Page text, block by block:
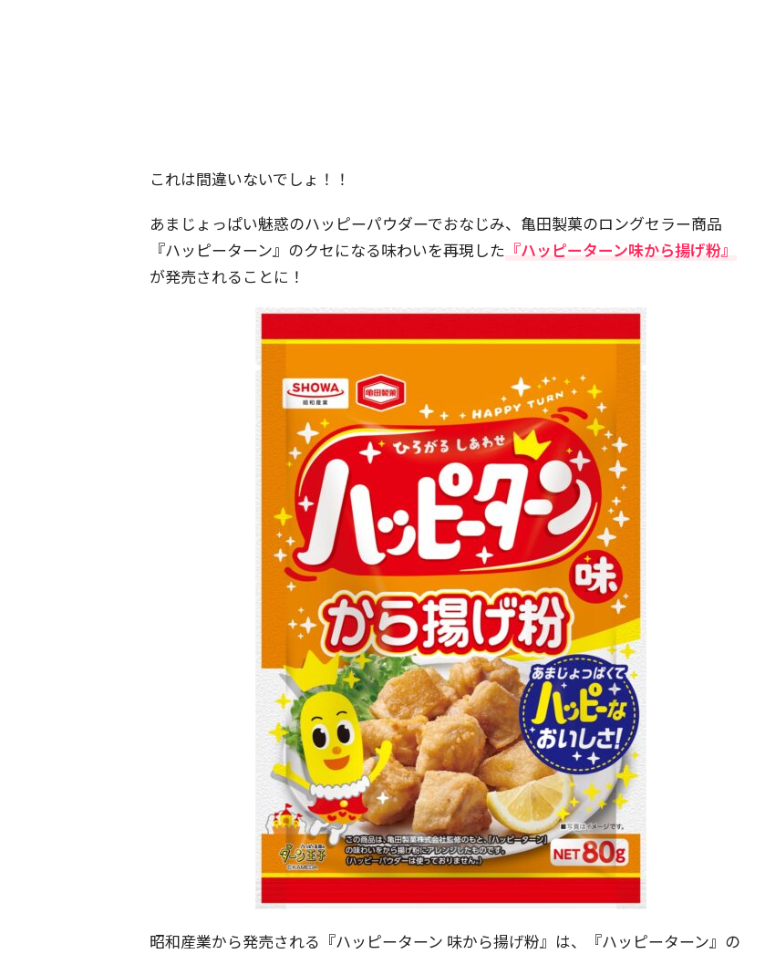
これは間違いないでしょ！！
あまじょっぱい魅惑のハッピーパウダーでおなじみ、亀田製菓のロングセラー商品
『ハッピーターン』のクセになる味わいを再現した 『ハッピーターン味から揚げ粉』
が発売されることに！
昭和産業から発売される『ハッピーターン 味から揚げ粉』は、『ハッピーターン』の